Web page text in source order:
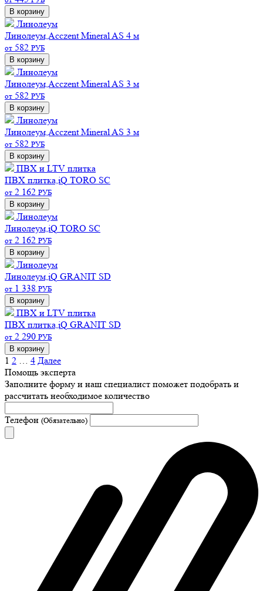
В корзину
Линолеум
Линолеум,Acczent Mineral AS 4 м
от 582 РУБ
В корзину
Линолеум
Линолеум,Acczent Mineral AS 3 м
от 582 РУБ
В корзину
Линолеум
Линолеум,Acczent Mineral AS 3 м
от 582 РУБ
В корзину
ПВХ и LTV плитка
ПВХ плитка,iQ TORO SC
от 2 162 РУБ
В корзину
Линолеум
Линолеум,iQ TORO SC
от 2 162 РУБ
В корзину
Линолеум
Линолеум,iQ GRANIT SD
от 1 338 РУБ
В корзину
ПВХ и LTV плитка
ПВХ плитка,iQ GRANIT SD
от 2 290 РУБ
В корзину
1 2 … 4 Далее
Помощь эксперта
Заполните форму и наш специалист поможет подобрать и
рассчитать необходимое количество
Телефон (Обязательно)